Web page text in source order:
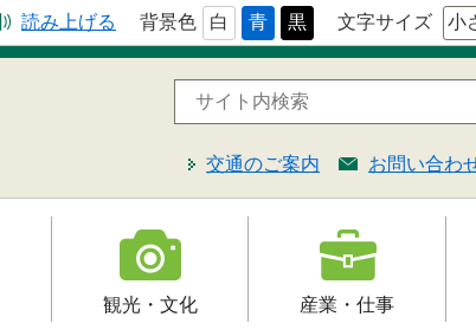
文字サイズ 小
読み上げる 背景色 白 青 黒
交通のご案内 お問い合わ
観光・文化 産業・仕事